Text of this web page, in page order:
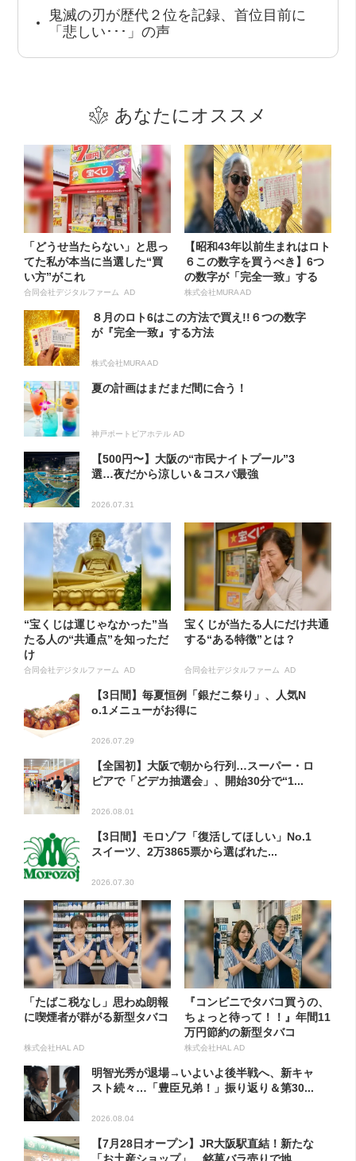
鬼滅の刃が歴代２位を記録、首位目前に
「悲しい･･･」の声
あなたにオススメ
「どうせ当たらない」と思っ
てた私が本当に当選した“買
い方”がこれ
合同会社デジタルファーム AD
【昭和43年以前生まれはロト
６この数字を買うべき】6つ
の数字が「完全一致」する
方...
株式会社MURA AD
８月のロト6はこの方法で買え!!６つの数字
が『完全一致』する方法
株式会社MURA AD
夏の計画はまだまだ間に合う！
神戸ポートピアホテル AD
【500円〜】大阪の“市民ナイトプール”3
選…夜だから涼しい＆コスパ最強
2026.07.31
“宝くじは運じゃなかった”当
たる人の“共通点”を知っただ
け
合同会社デジタルファーム AD
宝くじが当たる人にだけ共通
する“ある特徴”とは？
合同会社デジタルファーム AD
【3日間】毎夏恒例「銀だこ祭り」、人気N
o.1メニューがお得に
2026.07.29
【全国初】大阪で朝から行列…スーパー・ロ
ピアで「どデカ抽選会」、開始30分で“1...
2026.08.01
【3日間】モロゾフ「復活してほしい」No.1
スイーツ、2万3865票から選ばれた...
2026.07.30
「たばこ税なし」思わぬ朗報
に喫煙者が群がる新型タバコ
株式会社HAL AD
『コンビニでタバコ買うの、
ちょっと待って！！』年間11
万円節約の新型タバコ
株式会社HAL AD
明智光秀が退場→いよいよ後半戦へ、新キャ
スト続々…「豊臣兄弟！」振り返り＆第30...
2026.08.04
【7月28日オープン】JR大阪駅直結！新たな